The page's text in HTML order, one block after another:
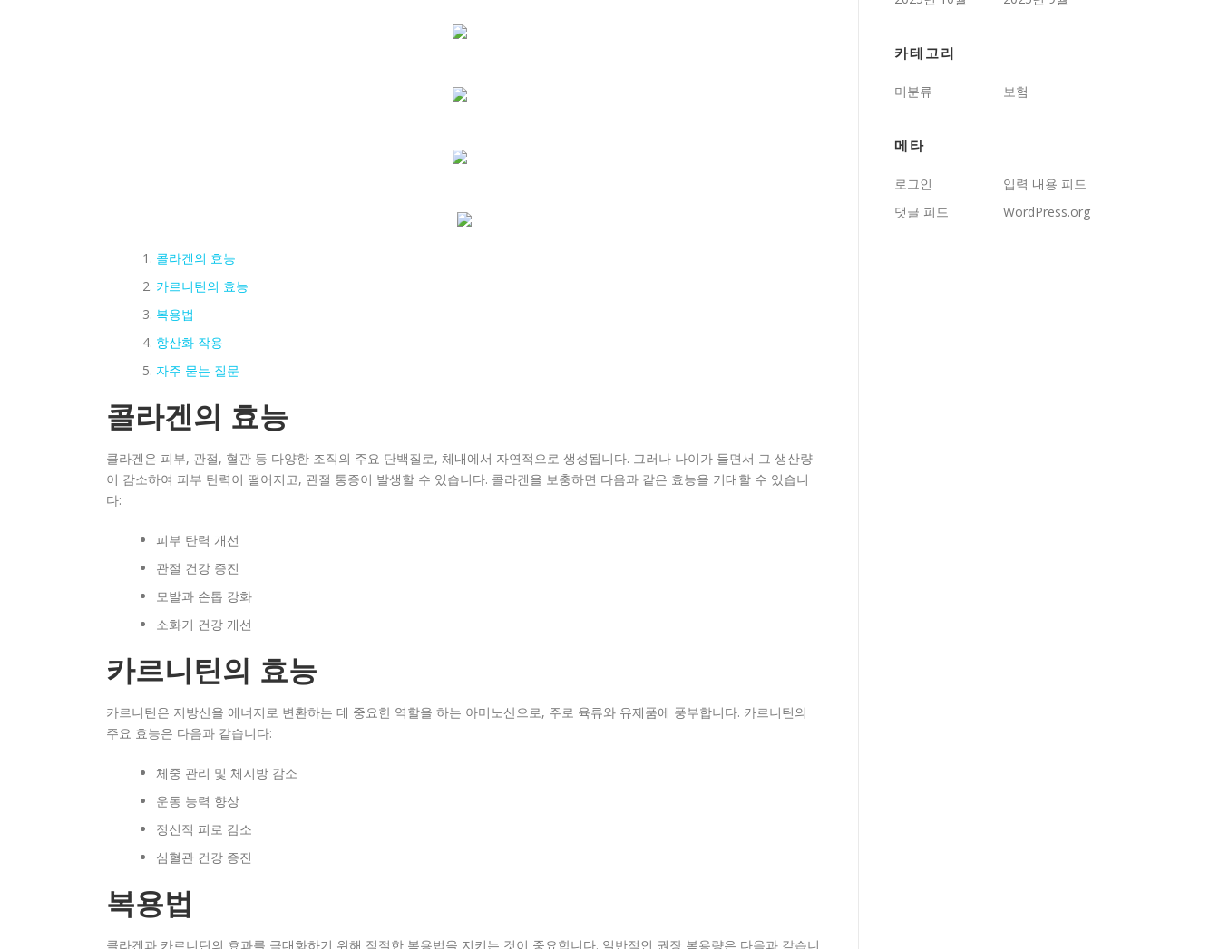
콜라겐의 효능
카르니틴의 효능
복용법
항산화 작용
자주 묻는 질문
콜라겐의 효능
콜라겐은 피부, 관절, 혈관 등 다양한 조직의 주요 단백질로, 체내에서 자연적으로 생성됩니다. 그러나 나이가 들면서 그 생산량
이 감소하여 피부 탄력이 떨어지고, 관절 통증이 발생할 수 있습니다. 콜라겐을 보충하면 다음과 같은 효능을 기대할 수 있습니
다:
피부 탄력 개선
관절 건강 증진
모발과 손톱 강화
소화기 건강 개선
카르니틴의 효능
카르니틴은 지방산을 에너지로 변환하는 데 중요한 역할을 하는 아미노산으로, 주로 육류와 유제품에 풍부합니다. 카르니틴의
주요 효능은 다음과 같습니다:
체중 관리 및 체지방 감소
운동 능력 향상
정신적 피로 감소
심혈관 건강 증진
복용법
콜라겐과 카르니틴의 효과를 극대화하기 위해 적절한 복용법을 지키는 것이 중요합니다. 일반적인 권장 복용량은 다음과 같습니
카테고리
미분류 보험
메타
로그인
입력 내용 피드
댓글 피드
WordPress.org